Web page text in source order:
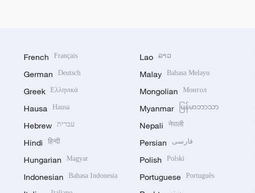
French Français
German Deutsch
Greek Ελληνικά
Hausa Hausa
Hebrew עברית
Hindi हिन्दी
Hungarian Magyar
Indonesian Bahasa Indonesia
Lao ລາວ
Malay Bahasa Melayu
Mongolian Монгол
Myanmar မြန်မာဘာသာ
Nepali नेपाली
Persian فارسی
Polish Polski
Portuguese Português